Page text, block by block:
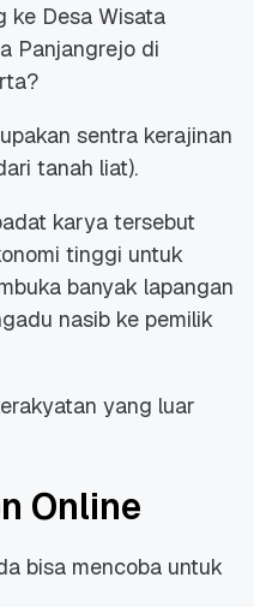
ke Desa Wisata
Panjangrejo di
sentra kerajinan
tanah liat).
karya tersebut
tinggi untuk
banyak lapangan
nasib ke pemilik
yang luar
Online
bisa mencoba untuk